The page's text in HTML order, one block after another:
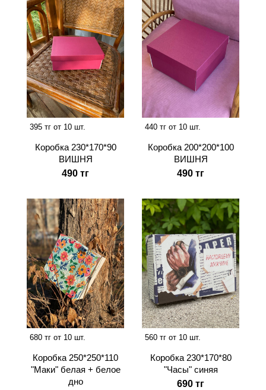
395 тг от 10 шт.
Коробка 230*170*90
ВИШНЯ
490 тг
440 тг от 10 шт.
Коробка 200*200*100
ВИШНЯ
490 тг
680 тг от 10 шт.
Коробка 250*250*110
"Маки" белая + белое
дно
560 тг от 10 шт.
Коробка 230*170*80
"Часы" синяя
690 тг